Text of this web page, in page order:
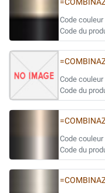
Code
Code du
Code
Code du
Code
Code du